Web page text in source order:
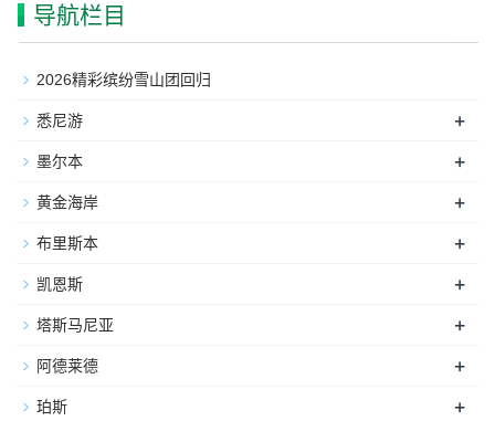
导航栏目
2026精彩缤纷雪山团回归
悉尼游 +
墨尔本 +
黄金海岸 +
布里斯本 +
凯恩斯 +
塔斯马尼亚 +
阿德莱德 +
珀斯 +